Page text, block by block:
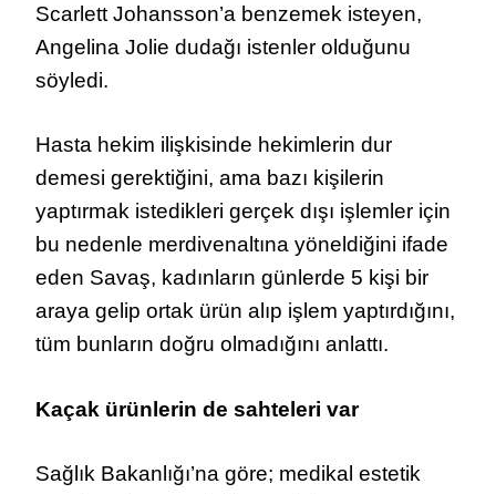
Scarlett Johansson’a benzemek isteyen,
Angelina Jolie dudağı istenler olduğunu
söyledi.
Hasta hekim ilişkisinde hekimlerin dur
demesi gerektiğini, ama bazı kişilerin
yaptırmak istedikleri gerçek dışı işlemler için
bu nedenle merdivenaltına yöneldiğini ifade
eden Savaş, kadınların günlerde 5 kişi bir
araya gelip ortak ürün alıp işlem yaptırdığını,
tüm bunların doğru olmadığını anlattı.
Kaçak ürünlerin de sahteleri var
Sağlık Bakanlığı’na göre; medikal estetik